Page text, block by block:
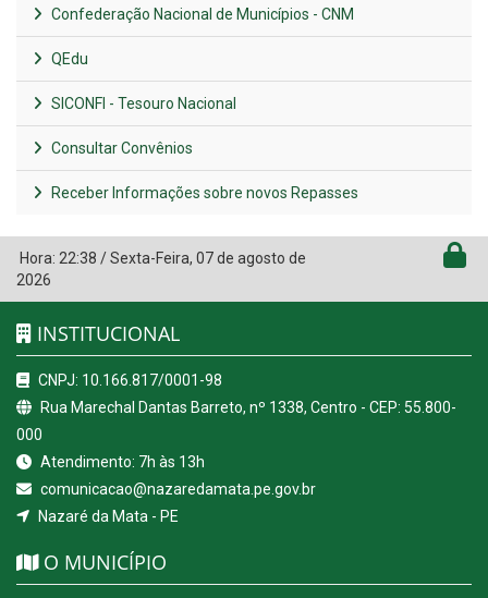
Confederação Nacional de Municípios - CNM
QEdu
SICONFI - Tesouro Nacional
Consultar Convênios
Receber Informações sobre novos Repasses
Hora: 22:38 /Sexta-Feira, 07 de agosto de
2026
INSTITUCIONAL
CNPJ: 10.166.817/0001-98
Rua Marechal Dantas Barreto, nº 1338, Centro - CEP: 55.800-
000
Atendimento: 7h às 13h
comunicacao@nazaredamata.pe.gov.br
Nazaré da Mata - PE
O MUNICÍPIO